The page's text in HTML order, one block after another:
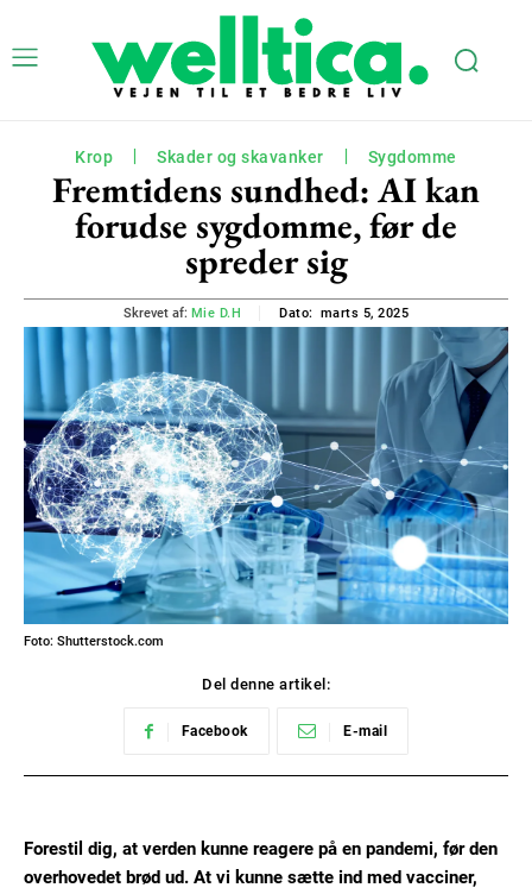
Krop Skader og skavanker Sygdomme
Fremtidens sundhed: AI kan
forudse sygdomme, før de
spreder sig
Skrevet af: Mie D.H Dato: marts 5, 2025
Foto: Shutterstock.com
Del denne artikel:
Facebook E-mail
Forestil dig, at verden kunne reagere på en pandemi, før den
overhovedet brød ud. At vi kunne sætte ind med vacciner,